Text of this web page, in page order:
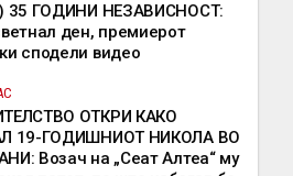
35 ГОДИНИ НЕЗАВИСНОСТ:
ден, премиерот
сподели видео
ОТКРИ КАКО
19-ГОДИШНИОТ НИКОЛА ВО
Возач на „Сеат Алтеа“ му